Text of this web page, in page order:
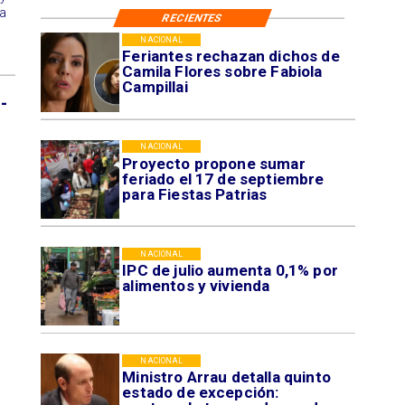
Feriantes rechazan dichos de
Camila Flores sobre Fabiola
Campillai
NACIONAL
Proyecto propone sumar
feriado el 17 de septiembre
para Fiestas Patrias
NACIONAL
IPC de julio aumenta 0,1% por
alimentos y vivienda
NACIONAL
Ministro Arrau detalla quinto
estado de excepción:
NACIONAL
RECIENTES